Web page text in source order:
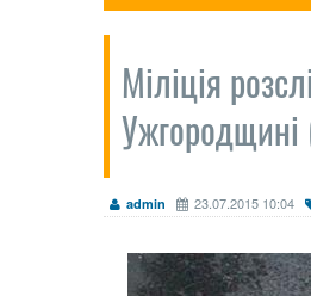
Міліція
admin 23.07.2015 10:04